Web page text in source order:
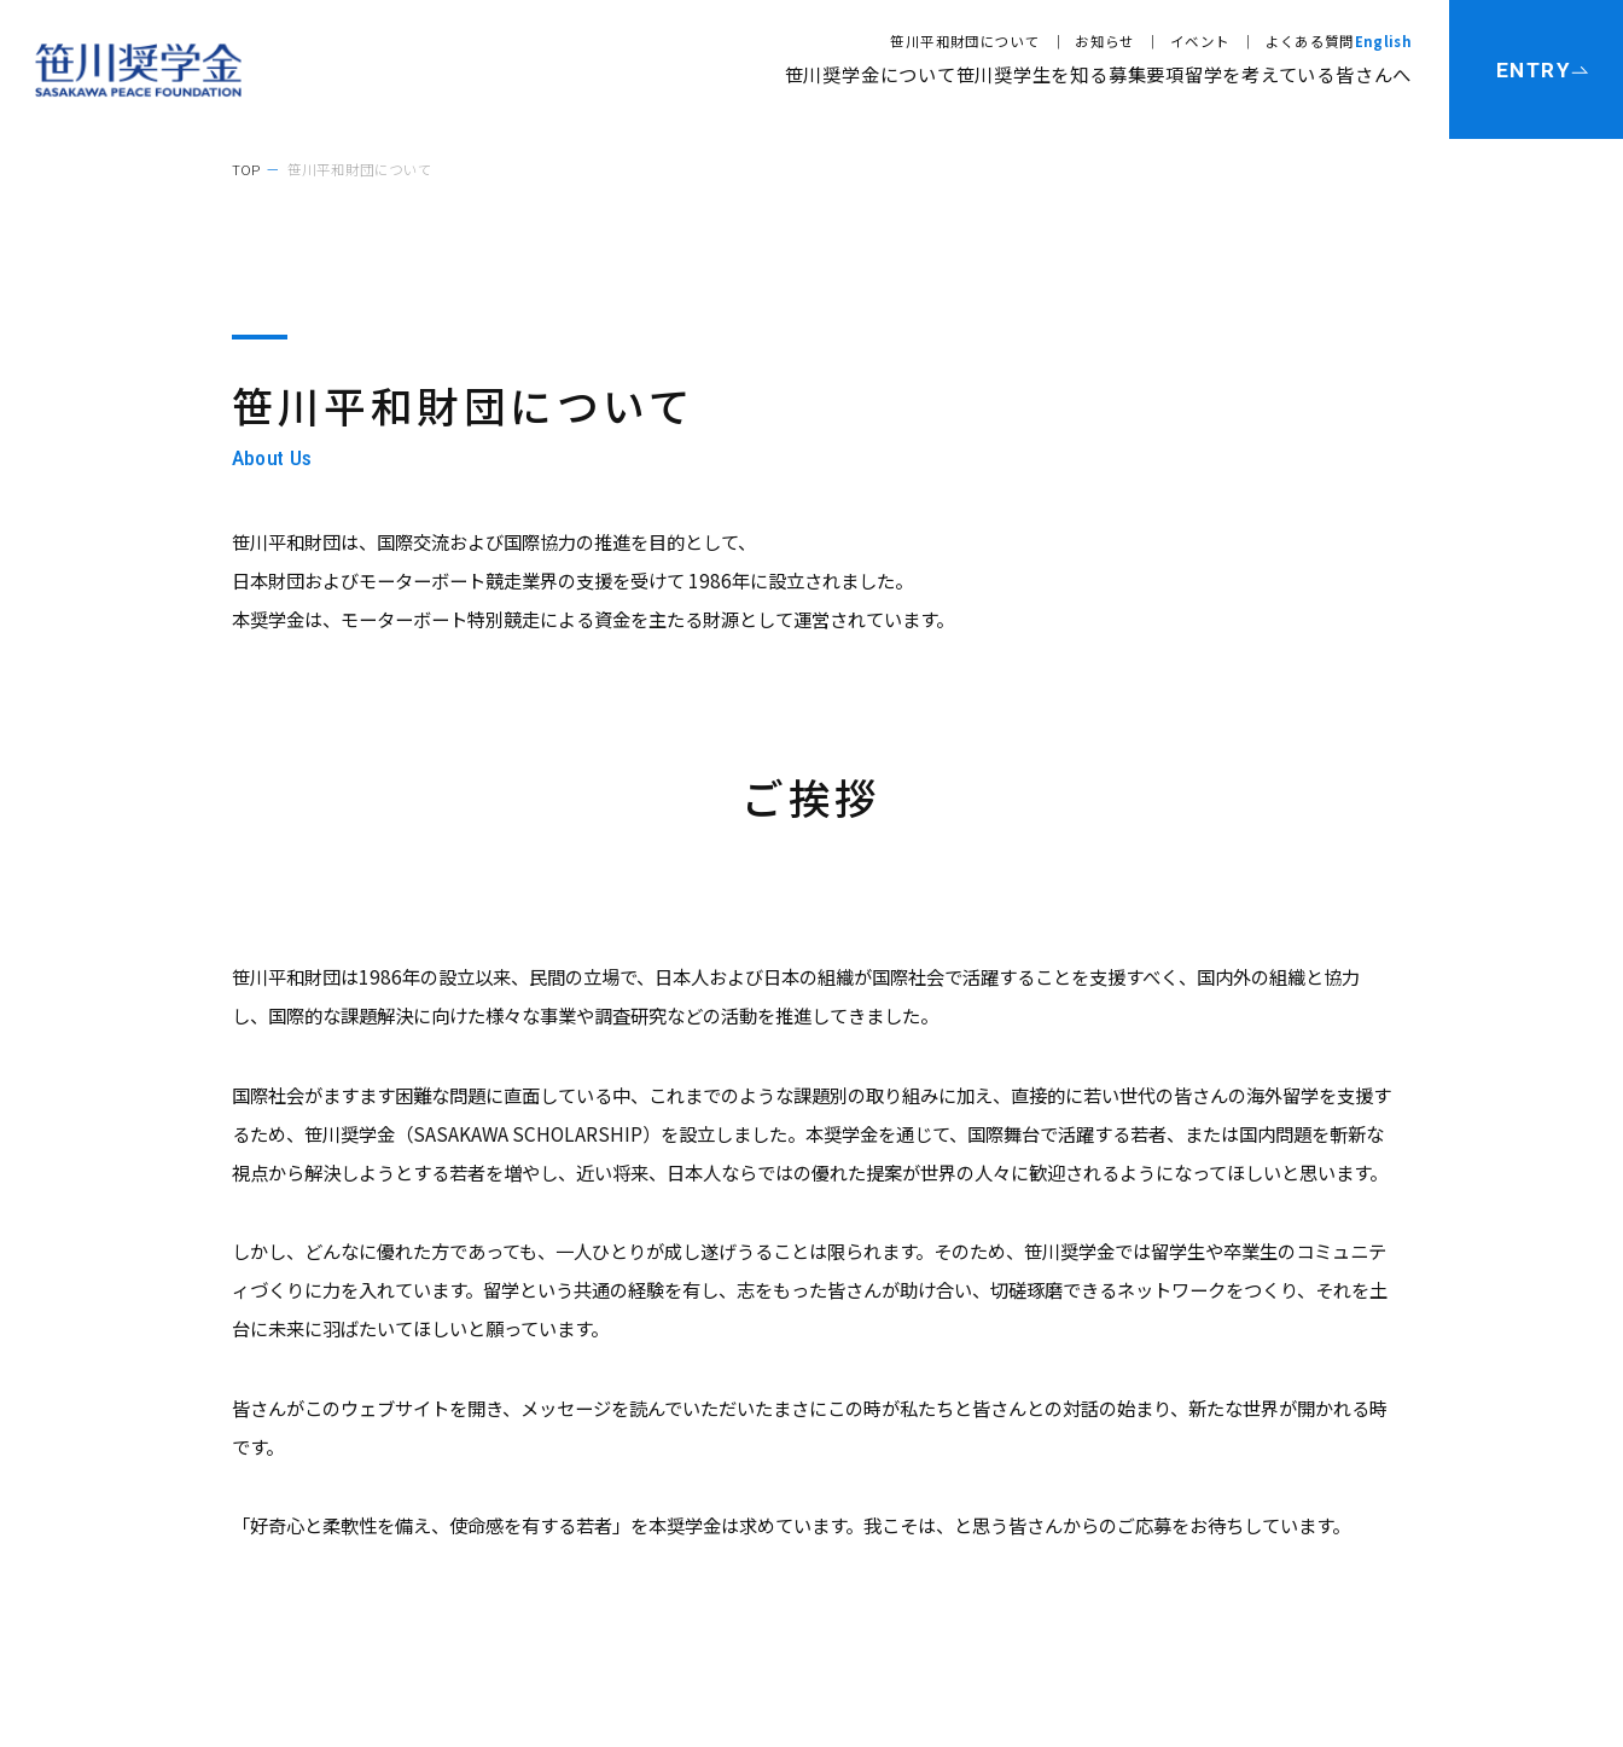
笹川平和財団について お知らせ イベント よくある質問English
笹川奨学金について笹川奨学生を知る募集要項留学を考えている皆さんへ ENTRY
TOP 笹川平和財団について
笹川平和財団について
About Us
笹川平和財団は、国際交流および国際協力の推進を目的として、
日本財団およびモーターボート競走業界の支援を受けて 1986年に設立されました。
本奨学金は、モーターボート特別競走による資金を主たる財源として運営されています。
ご挨拶
笹川平和財団は1986年の設立以来、民間の立場で、日本人および日本の組織が国際社会で活躍することを支援すべく、国内外の組織と協力
し、国際的な課題解決に向けた様々な事業や調査研究などの活動を推進してきました。
国際社会がますます困難な問題に直面している中、これまでのような課題別の取り組みに加え、直接的に若い世代の皆さんの海外留学を支援す
るため、笹川奨学金（SASAKAWA SCHOLARSHIP）を設立しました。本奨学金を通じて、国際舞台で活躍する若者、または国内問題を斬新な
視点から解決しようとする若者を増やし、近い将来、日本人ならではの優れた提案が世界の人々に歓迎されるようになってほしいと思います。
しかし、どんなに優れた方であっても、一人ひとりが成し遂げうることは限られます。そのため、笹川奨学金では留学生や卒業生のコミュニテ
ィづくりに力を入れています。留学という共通の経験を有し、志をもった皆さんが助け合い、切磋琢磨できるネットワークをつくり、それを土
台に未来に羽ばたいてほしいと願っています。
皆さんがこのウェブサイトを開き、メッセージを読んでいただいたまさにこの時が私たちと皆さんとの対話の始まり、新たな世界が開かれる時
です。
「好奇心と柔軟性を備え、使命感を有する若者」を本奨学金は求めています。我こそは、と思う皆さんからのご応募をお待ちしています。